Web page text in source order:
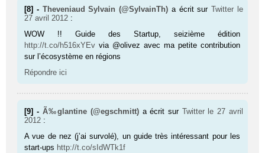
[8] - Theveniaud Sylvain (@SylvainTh) a écrit surTwitter le
27 avril 2012 :
WOW !! Guide des Startup, seizième édition
http://t.co/h516xYEv via @olivez avec ma petite contribution
sur l’écosystème en régions
Répondre ici
[9] - Ã‰glantine (@egschmitt) a écrit sur Twitter le 27 avril
2012 :
A vue de nez (j’ai survolé), un guide très intéressant pour les
start-ups http://t.co/sIdWTk1f